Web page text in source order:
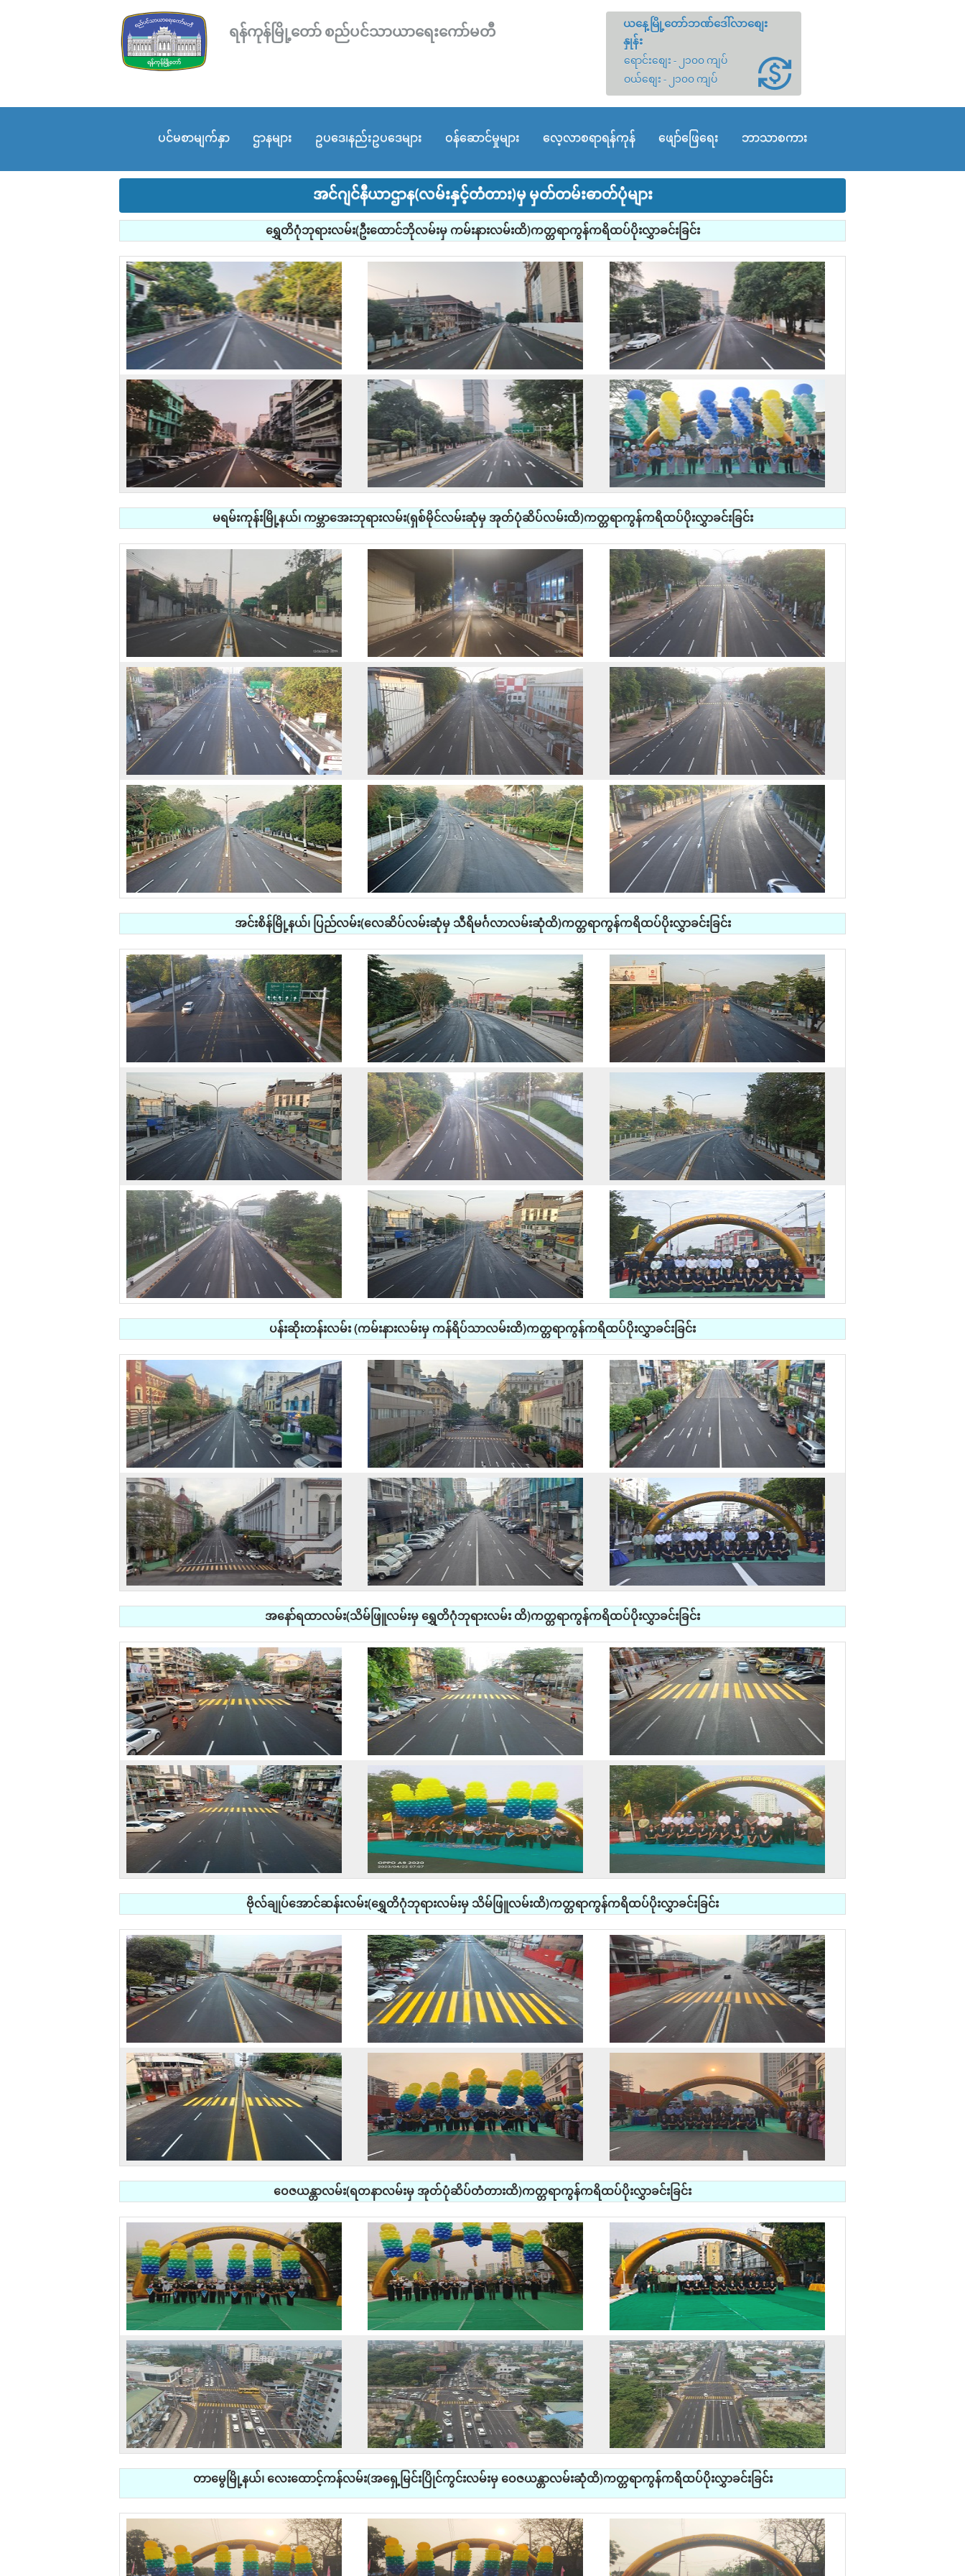
ရန်ကုန်မြို့တော် စည်ပင်သာယာရေးကော်မတီ
ယနေ့မြို့တော်ဘဏ်ဒေါ်လာစျေး
နှုန်း
ရောင်းစျေး - ၂၁၀၀ ကျပ်
ဝယ်စျေး - ၂၁၀၀ ကျပ်
ပင်မစာမျက်နှာ ဌာနများ ဥပဒေ၊နည်းဥပဒေများ ဝန်ဆောင်မှုများ လေ့လာစရာရန်ကုန် ဖျော်ဖြေရေး ဘာသာစကား
အင်ဂျင်နီယာဌာန(လမ်းနှင့်တံတား)မှ မှတ်တမ်းဓာတ်ပုံများ
ရွှေတိဂုံဘုရားလမ်း(ဦးထောင်ဘိုလမ်းမှ ကမ်းနားလမ်းထိ)ကတ္တရာကွန်ကရိထပ်ပိုးလွှာခင်းခြင်း
မရမ်းကုန်းမြို့နယ်၊ ကမ္ဘာအေးဘုရားလမ်း(ရှစ်မိုင်လမ်းဆုံမှ အုတ်ပုံဆိပ်လမ်းထိ)ကတ္တရာကွန်ကရိထပ်ပိုးလွှာခင်းခြင်း
အင်းစိန်မြို့နယ်၊ ပြည်လမ်း(လေဆိပ်လမ်းဆုံမှ သီရိမင်္ဂလာလမ်းဆုံထိ)ကတ္တရာကွန်ကရိထပ်ပိုးလွှာခင်းခြင်း
ပန်းဆိုးတန်းလမ်း (ကမ်းနားလမ်းမှ ကန်ရိပ်သာလမ်းထိ)ကတ္တရာကွန်ကရိထပ်ပိုးလွှာခင်းခြင်း
အနော်ရထာလမ်း(သိမ်ဖြူလမ်းမှ ရွှေတိဂုံဘုရားလမ်း ထိ)ကတ္တရာကွန်ကရိထပ်ပိုးလွှာခင်းခြင်း
ဗိုလ်ချုပ်အောင်ဆန်းလမ်း(ရွှေတိဂုံဘုရားလမ်းမှ သိမ်ဖြူလမ်းထိ)ကတ္တရာကွန်ကရိထပ်ပိုးလွှာခင်းခြင်း
ဝေဇယန္တာလမ်း(ရတနာလမ်းမှ အုတ်ပုံဆိပ်တံတားထိ)ကတ္တရာကွန်ကရိထပ်ပိုးလွှာခင်းခြင်း
တာမွေမြို့နယ်၊ လေးထောင့်ကန်လမ်း(အရှေ့မြင်းပြိုင်ကွင်းလမ်းမှ ဝေဇယန္တာလမ်းဆုံထိ)ကတ္တရာကွန်ကရိထပ်ပိုးလွှာခင်းခြင်း